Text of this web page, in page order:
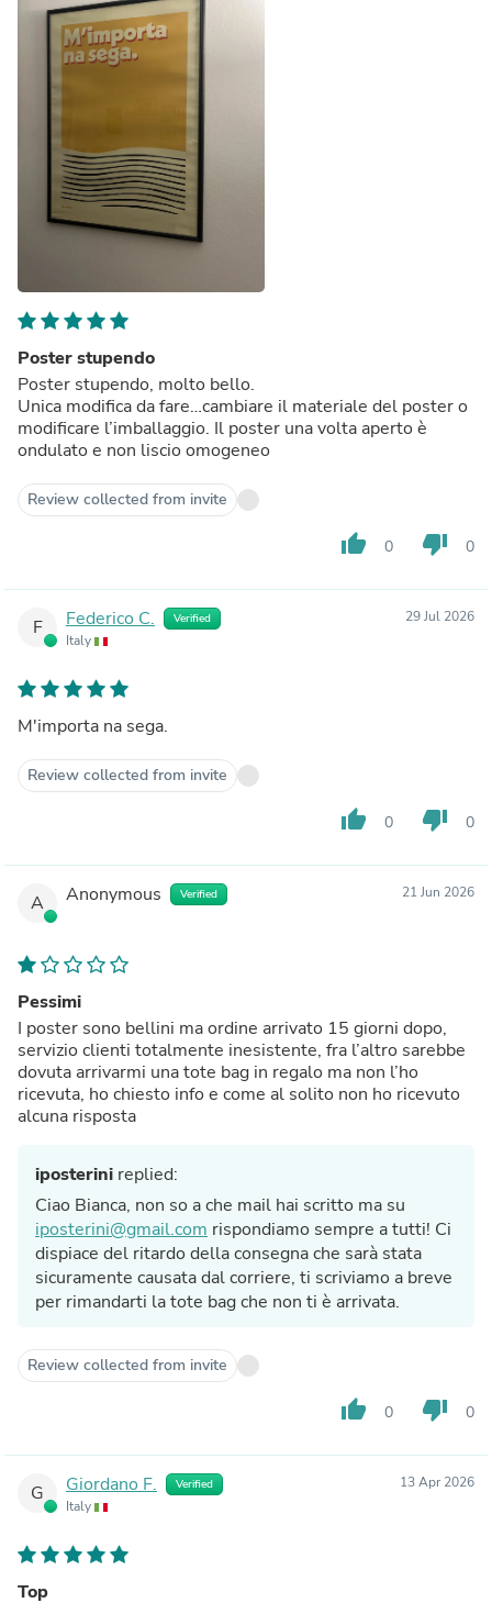
Poster stupendo
Poster stupendo, molto bello.
Unica modifica da fare…cambiare il materiale del poster o
modificare l’imballaggio. Il poster una volta aperto è
ondulato e non liscio omogeneo
Review collected from invite
thumb_up 0 thumb_down 0
F Federico C. Verified
Italy
29 Jul 2026
M'importa na sega.
Review collected from invite
thumb_up 0 thumb_down 0
A Anonymous Verified 21 Jun 2026
Pessimi
I poster sono bellini ma ordine arrivato 15 giorni dopo,
servizio clienti totalmente inesistente, fra l’altro sarebbe
dovuta arrivarmi una tote bag in regalo ma non l’ho
ricevuta, ho chiesto info e come al solito non ho ricevuto
alcuna risposta
iposterini replied:
Ciao Bianca, non so a che mail hai scritto ma su
iposterini@gmail.com rispondiamo sempre a tutti! Ci
dispiace del ritardo della consegna che sarà stata
sicuramente causata dal corriere, ti scriviamo a breve
per rimandarti la tote bag che non ti è arrivata.
Review collected from invite
thumb_up 0 thumb_down 0
G Giordano F. Verified
Italy
13 Apr 2026
Top